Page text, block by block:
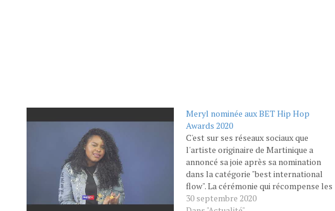
Meryl nominée aux BET Hip Hop
Awards 2020
C'est sur ses réseaux sociaux que
l'artiste originaire de Martinique a
annoncé sa joie après sa nomination
dans la catégorie "best international
flow". La cérémonie qui récompense les
artistes Hip Hop qui se sont illustrés
30 septembre 2020